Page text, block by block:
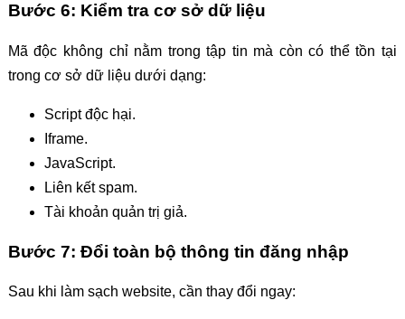
Bước 6: Kiểm tra cơ sở dữ liệu
Mã độc không chỉ nằm trong tập tin mà còn có thể tồn tại
trong cơ sở dữ liệu dưới dạng:
Script độc hại.
Iframe.
JavaScript.
Liên kết spam.
Tài khoản quản trị giả.
Bước 7: Đổi toàn bộ thông tin đăng nhập
Sau khi làm sạch website, cần thay đổi ngay: